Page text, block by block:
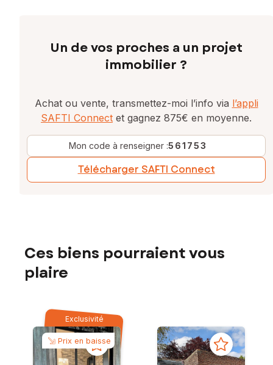
Un de vos proches a un projet
immobilier ?
Achat ou vente, transmettez-moi l’info via l’appli
SAFTI Connect et gagnez 875€ en moyenne.
Mon code à renseigner :561753
Télécharger SAFTI Connect
Ces biens pourraient vous
plaire
Exclusivité
Prix en baisse